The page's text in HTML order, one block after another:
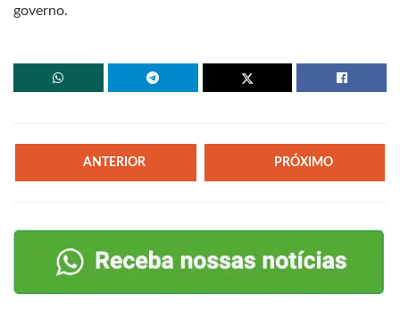
governo.
ANTERIOR PRÓXIMO